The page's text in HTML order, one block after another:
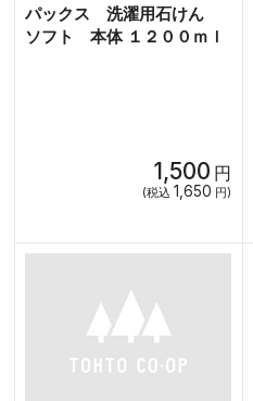
パックス 洗濯用石けん
ソフト 本体 １２００ｍｌ
1,500 円
(税込 1,650 円)